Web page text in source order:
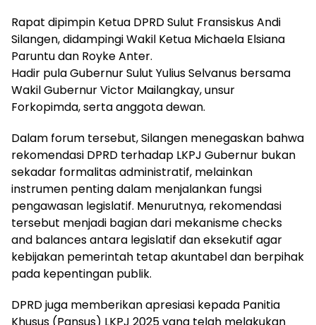
Rapat dipimpin Ketua DPRD Sulut Fransiskus Andi
Silangen, didampingi Wakil Ketua Michaela Elsiana
Paruntu dan Royke Anter.
Hadir pula Gubernur Sulut Yulius Selvanus bersama
Wakil Gubernur Victor Mailangkay, unsur
Forkopimda, serta anggota dewan.
Dalam forum tersebut, Silangen menegaskan bahwa
rekomendasi DPRD terhadap LKPJ Gubernur bukan
sekadar formalitas administratif, melainkan
instrumen penting dalam menjalankan fungsi
pengawasan legislatif. Menurutnya, rekomendasi
tersebut menjadi bagian dari mekanisme checks
and balances antara legislatif dan eksekutif agar
kebijakan pemerintah tetap akuntabel dan berpihak
pada kepentingan publik.
DPRD juga memberikan apresiasi kepada Panitia